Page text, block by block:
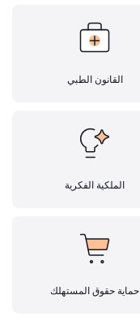
القانون الطبي
الملكية الفكرية
حماية حقوق المستهلك